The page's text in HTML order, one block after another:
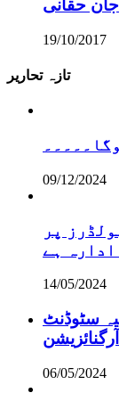
حقانی
19/10/2017
تازہ تحاریر
09/12/2024
پر
ہے
14/05/2024
سٹوڈنٹ
آرگنائزیشن
06/05/2024